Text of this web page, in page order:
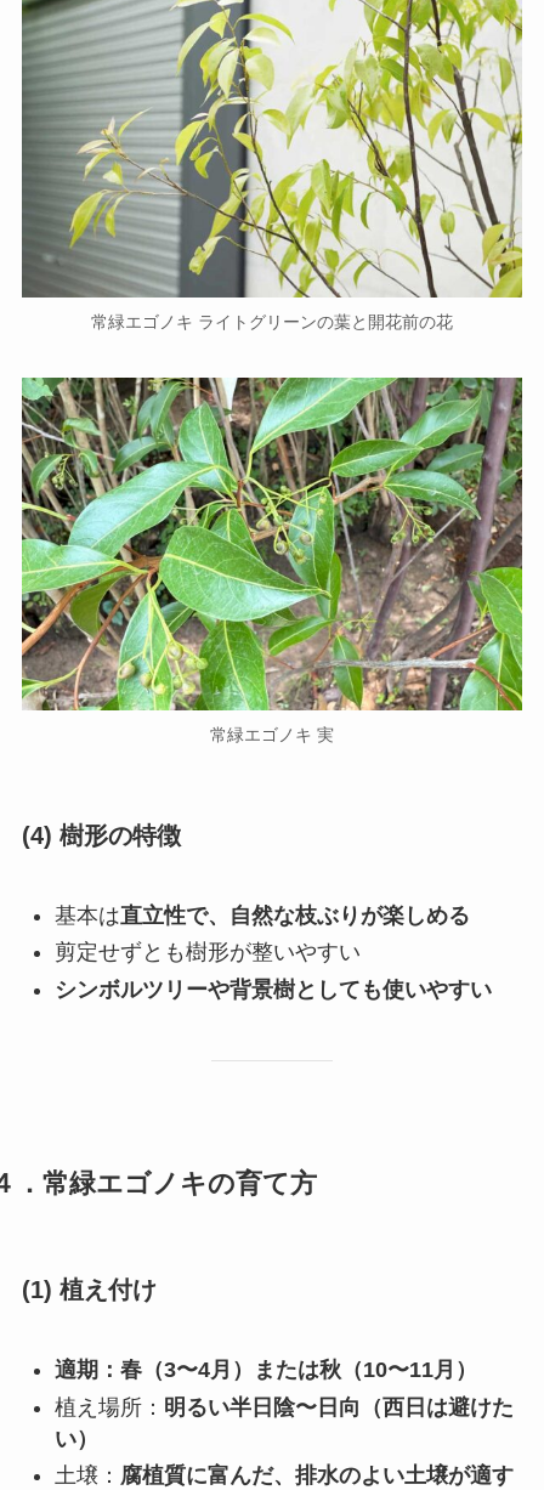
常緑エゴノキ ライトグリーンの葉と開花前の花
常緑エゴノキ 実
(4) 樹形の特徴
基本は直立性で、自然な枝ぶりが楽しめる
剪定せずとも樹形が整いやすい
シンボルツリーや背景樹としても使いやすい
．常緑エゴノキの育て方
(1) 植え付け
適期：春（3〜4月）または秋（10〜11月）
植え場所： 明るい半日陰〜日向（西日は避けた
い）
土壌： 腐植質に富んだ、排水のよい土壌が適す